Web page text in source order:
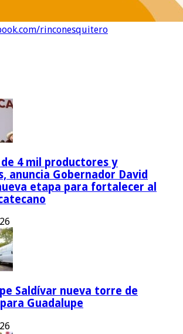
rinconesquitero
4 mil productores y
anuncia Gobernador David
etapa para fortalecer al
Saldívar nueva torre de
Guadalupe